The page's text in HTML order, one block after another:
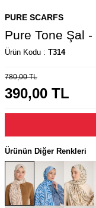
PURE SCARFS
Pure Tone Şal
Ürün Kodu : T314
780,00TL
390,00 TL
Ürünün Diğer Renkleri